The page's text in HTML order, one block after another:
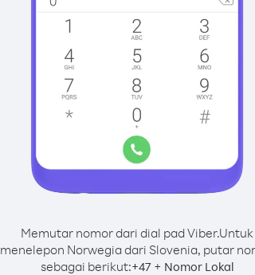
Memutar nomor dari dial pad Viber.Untuk
menelepon Norwegia dari Slovenia, putar
sebagai berikut:+47+ Nomor Lokal